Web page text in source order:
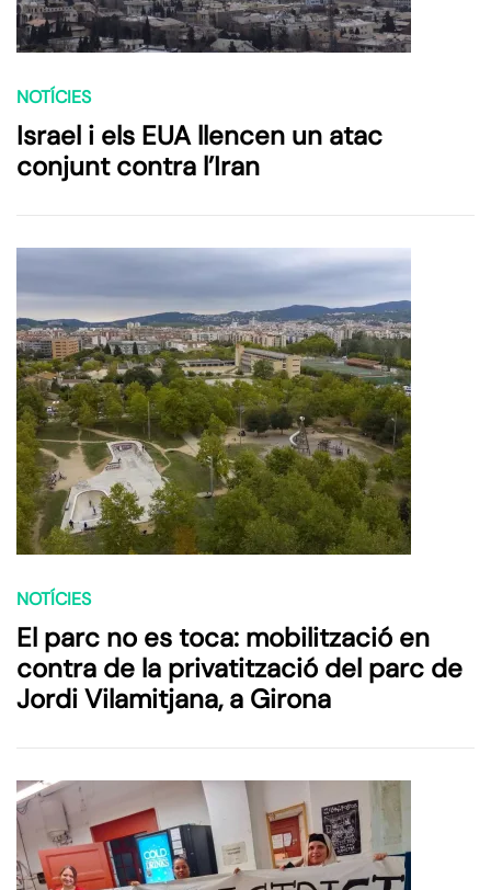
NOTÍCIES
Israel i els EUA llencen un atac
conjunt contra l’Iran
NOTÍCIES
El parc no es toca: mobilització en
contra de la privatització del parc de
Jordi Vilamitjana, a Girona